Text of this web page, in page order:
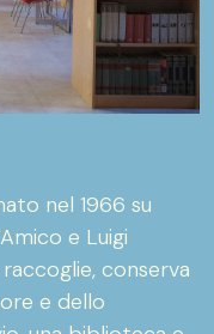
nel 1966 su
e Luigi
conserva
e dello